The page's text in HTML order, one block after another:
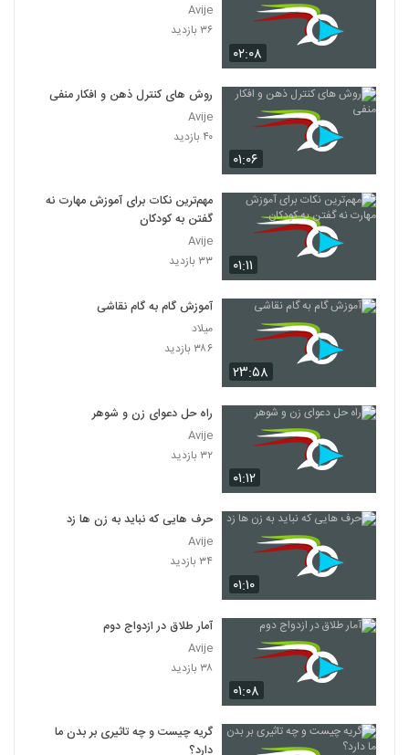
۰۲:۰۸
Avije
۳۶ بازدید
۰۱:۰۶
روش های کنترل ذهن و افکار منفی
Avije
۴۰ بازدید
۰۱:۱۱
مهم‌ترین نکات برای آموزش مهارت نه
گفتن به کودکان
Avije
۳۳ بازدید
۲۳:۵۸
آموزش گام به گام نقاشی
میلاد
۳۸۶ بازدید
۰۱:۱۲
راه حل دعوای زن و شوهر
Avije
۳۲ بازدید
۰۱:۱۰
حرف هایی که نباید به زن ها زد
Avije
۳۴ بازدید
۰۱:۰۸
آمار طلاق در ازدواج دوم
Avije
۳۸ بازدید
گریه چیست و چه تاثیری بر بدن ما
دارد؟